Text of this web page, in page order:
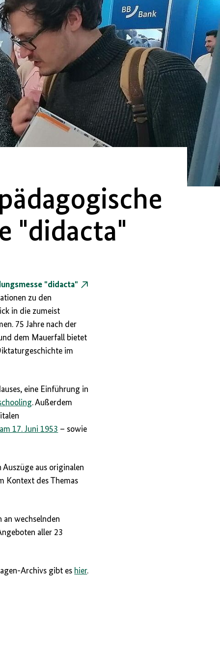
"didacta"
"didacta"
zu den
in die zumeist
75 Jahre nach der
dem Mauerfall bietet
im
eine Einführung in
. Außerdem
17. Juni 1953 – sowie
aus originalen
Kontext des Themas
an wechselnden
aller 23
Archivs gibt es hier.